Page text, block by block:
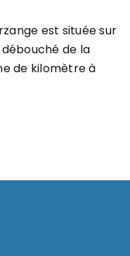
est située sur
de la
de kilomètre à